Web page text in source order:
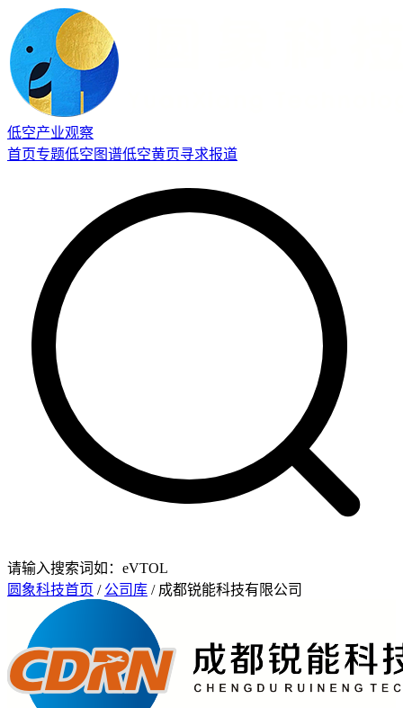
低空产业观察
首页专题低空图谱低空黄页寻求报道
请输入搜索词如：eVTOL
圆象科技首页 / 公司库 / 成都锐能科技有限公司